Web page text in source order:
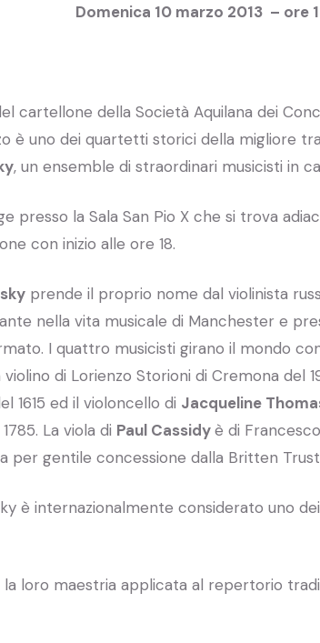
Domenica 10 marzo 2013 – ore
cartellone della Società Aquilana dei
è uno dei quartetti storici della migliore
, un ensemble di straordinari musicisti in
presso la Sala San Pio X che si trova
con inizio alle ore 18.
prende il proprio nome dal violinista
nella vita musicale di Manchester e
I quattro musicisti girano il mondo
violino di Lorienzo Storioni di Cremona del
1615 ed il violoncello di Jacqueline
La viola di Paul Cassidyè di
per gentile concessione dalla Britten
è internazionalmente considerato uno
la loro maestria applicata al repertorio